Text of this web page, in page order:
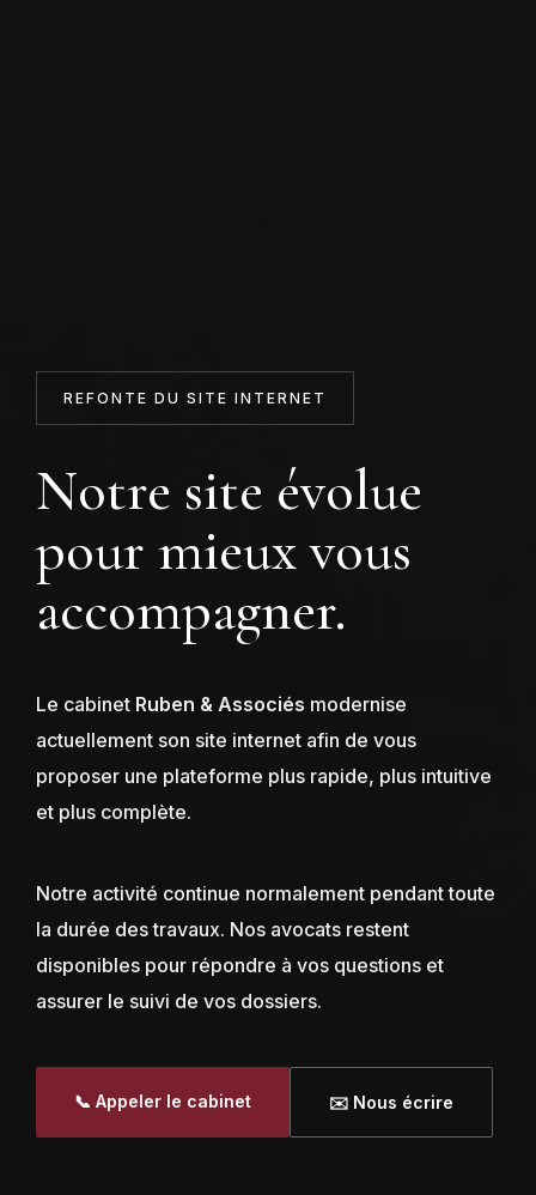
REFONTE DU SITE INTERNET
Notre site évolue
pour mieux vous
accompagner.
Le cabinet Ruben & Associés modernise
actuellement son site internet afin de vous
proposer une plateforme plus rapide, plus intuitive
et plus complète.
Notre activité continue normalement pendant toute
la durée des travaux. Nos avocats restent
disponibles pour répondre à vos questions et
assurer le suivi de vos dossiers.
📞 Appeler le cabinet ✉️ Nous écrire